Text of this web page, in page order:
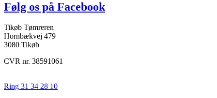
Følg os på Facebook
Tikøb Tømreren
Hornbækvej 479
3080 Tikøb
CVR nr. 38591061
Ring 31 34 28 10